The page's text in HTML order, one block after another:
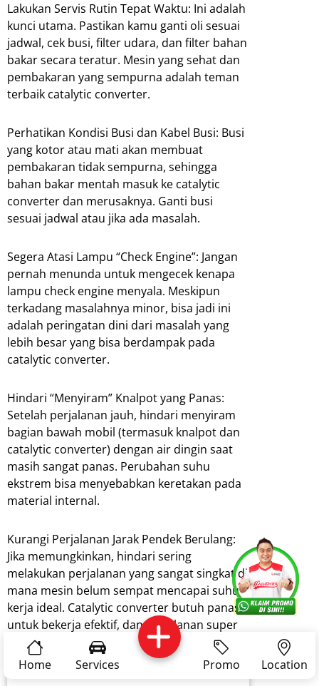
Services Promo Location About Us
Complain Reservasi Article
Home Services Promo Location
Lakukan Servis Rutin Tepat Waktu: Ini adalah
kunci utama. Pastikan kamu ganti oli sesuai
jadwal, cek busi, filter udara, dan filter bahan
bakar secara teratur. Mesin yang sehat dan
pembakaran yang sempurna adalah teman
terbaik catalytic converter.
Perhatikan Kondisi Busi dan Kabel Busi: Busi
yang kotor atau mati akan membuat
pembakaran tidak sempurna, sehingga
bahan bakar mentah masuk ke catalytic
converter dan merusaknya. Ganti busi
sesuai jadwal atau jika ada masalah.
Segera Atasi Lampu “Check Engine”: Jangan
pernah menunda untuk mengecek kenapa
lampu check engine menyala. Meskipun
terkadang masalahnya minor, bisa jadi ini
adalah peringatan dini dari masalah yang
lebih besar yang bisa berdampak pada
catalytic converter.
Hindari “Menyiram” Knalpot yang Panas:
Setelah perjalanan jauh, hindari menyiram
bagian bawah mobil (termasuk knalpot dan
catalytic converter) dengan air dingin saat
masih sangat panas. Perubahan suhu
ekstrem bisa menyebabkan keretakan pada
material internal.
Kurangi Perjalanan Jarak Pendek Berulang:
Jika memungkinkan, hindari sering
melakukan perjalanan yang sangat singkat di
mana mesin belum sempat mencapai suhu
kerja ideal. Catalytic converter butuh panas
untuk bekerja efektif, dan perjalanan super
pendek bisa menumpuk residu.